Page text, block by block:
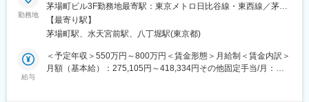
■開発体制
PM、PdM、テックリード、エンジニア、QA、デザイナー等、計
アジャイルで開発を進めています。
■業務内容：
・MR職務の担当エリアにおいて当社製品の新規口座開設ならびに
シェアの拡大を目指す
・販売目標を達成させるために卸との協業を推進する
勤務地
茅場町ビル3F勤務地最寄駅：東京メトロ日比谷線・東西線／茅場
町駅受動喫煙対策：敷地内喫煙可能場所あり＜勤務地詳細2＞全国
住所：全国 受動喫煙対策：敷地内全面禁煙変更の範囲：会社の定
【最寄り駅】
茅場町駅、水天宮前駅、八丁堀駅(東京都)
給与
＜予定年収＞550万円～800万円＜賃金形態＞月給制＜賃金内訳＞
月額（基本給）：275,105円～418,334円その他固定手当/月：